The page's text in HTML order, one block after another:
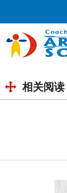
相关阅读